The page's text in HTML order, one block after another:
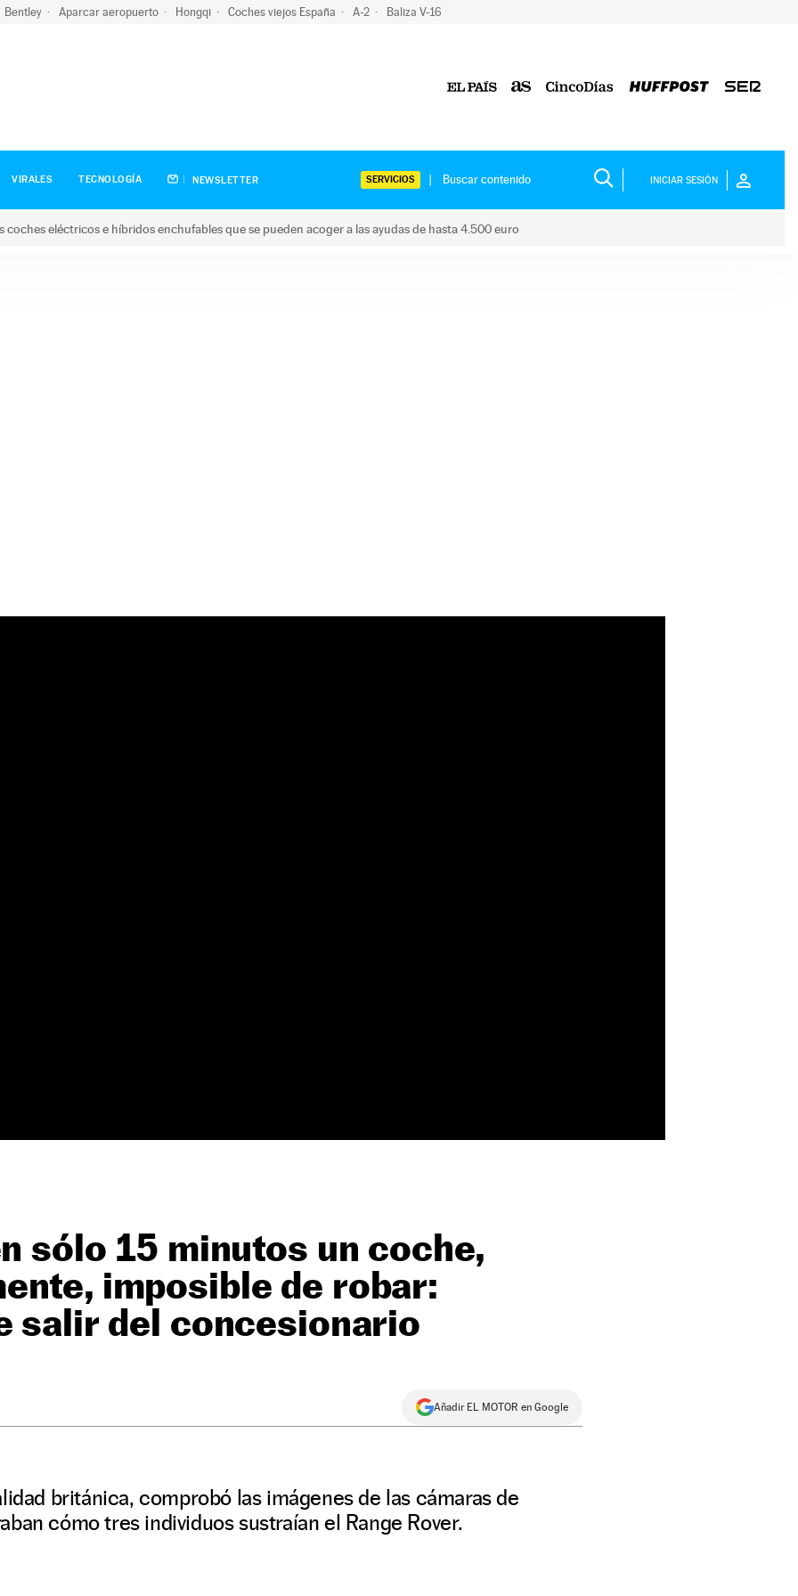
Bentley Aparcar aeropuerto Hongqi Coches viejos España A-2 Baliza V-16
VIRALES TECNOLOGÍA NEWSLETTER SERVICIOS INICIAR SESIÓN
eléctricos e híbridos enchufables que se pueden acoger a las ayudas de hasta 4.500 euro
sólo 15 minutos un coche,
imposible de robar:
salir del concesionario
Añadir EL MOTOR en Google
británica, comprobó las imágenes de las cámaras de
cómo tres individuos sustraían el Range Rover.